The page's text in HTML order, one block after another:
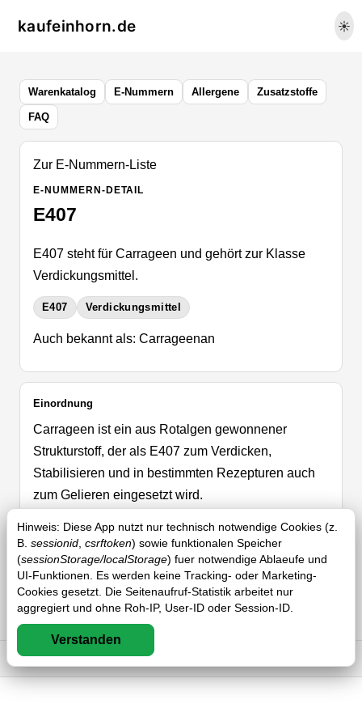
kaufeinhorn.de ☀️
Hinweis: Diese App nutzt nur technisch notwendige Cookies (z.
B. sessionid csrftoken) sowie funktionalen Speicher
(sessionStorage/localStorage) fuer notwendige Ablaeufe und
UI-Funktionen. Es werden keine Tracking- oder Marketing-
Cookies gesetzt. Die Seitenaufruf-Statistik arbeitet nur
aggregiert und ohne Roh-IP, User-ID oder Session-ID.
Verstanden
Warenkatalog E-Nummern Allergene Zusatzstoffe
FAQ
Zur E-Nummern-Liste
E-NUMMERN-DETAIL
E407
E407 steht für Carrageen und gehört zur Klasse
Verdickungsmittel.
E407 Verdickungsmittel
Auch bekannt als: Carrageenan
Einordnung
Carrageen ist ein aus Rotalgen gewonnener
Strukturstoff, der als E407 zum Verdicken,
Stabilisieren und in bestimmten Rezepturen auch
zum Gelieren eingesetzt wird.
Typische Anwendung
Typische Anwendungen sind Milchprodukte,
pflanzliche Alternativen, Desserts,
Aufschlagprodukte, Feinkost und andere Systeme,
in denen eine cremige oder schnittfeste Struktur
aufgebaut werden soll.
Impressum